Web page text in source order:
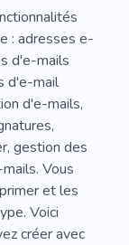
Remise
: adresses e-
d'e-mails
d'e-mail
d'e-mails,
gestion des
Vous
et les
Voici
créer avec